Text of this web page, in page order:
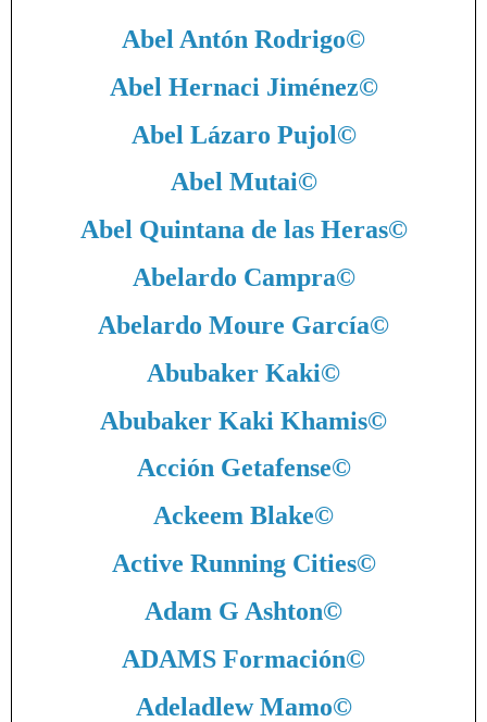
Abel Antón Rodrigo©
Abel Hernaci Jiménez©
Abel Lázaro Pujol©
Abel Mutai©
Abel Quintana de las Heras©
Abelardo Campra©
Abelardo Moure García©
Abubaker Kaki©
Abubaker Kaki Khamis©
Acción Getafense©
Ackeem Blake©
Active Running Cities©
Adam G Ashton©
ADAMS Formación©
Adeladlew Mamo©